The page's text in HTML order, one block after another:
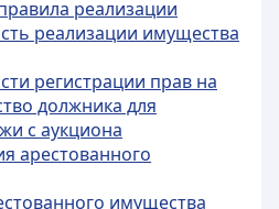
реализации
реализации имущества
регистрации прав на
должника для
с аукциона
арестованного
имущества